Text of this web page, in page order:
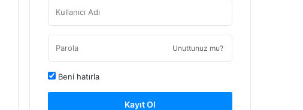
Unuttunuz mu?
Beni hatırla
Kayıt Ol